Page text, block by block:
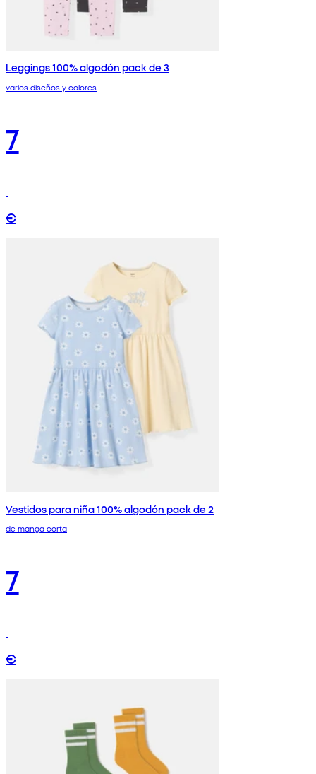
Leggings 100% algodón pack de 3
varios diseños y colores
7
€
Vestidos para niña 100% algodón pack de 2
de manga corta
7
€